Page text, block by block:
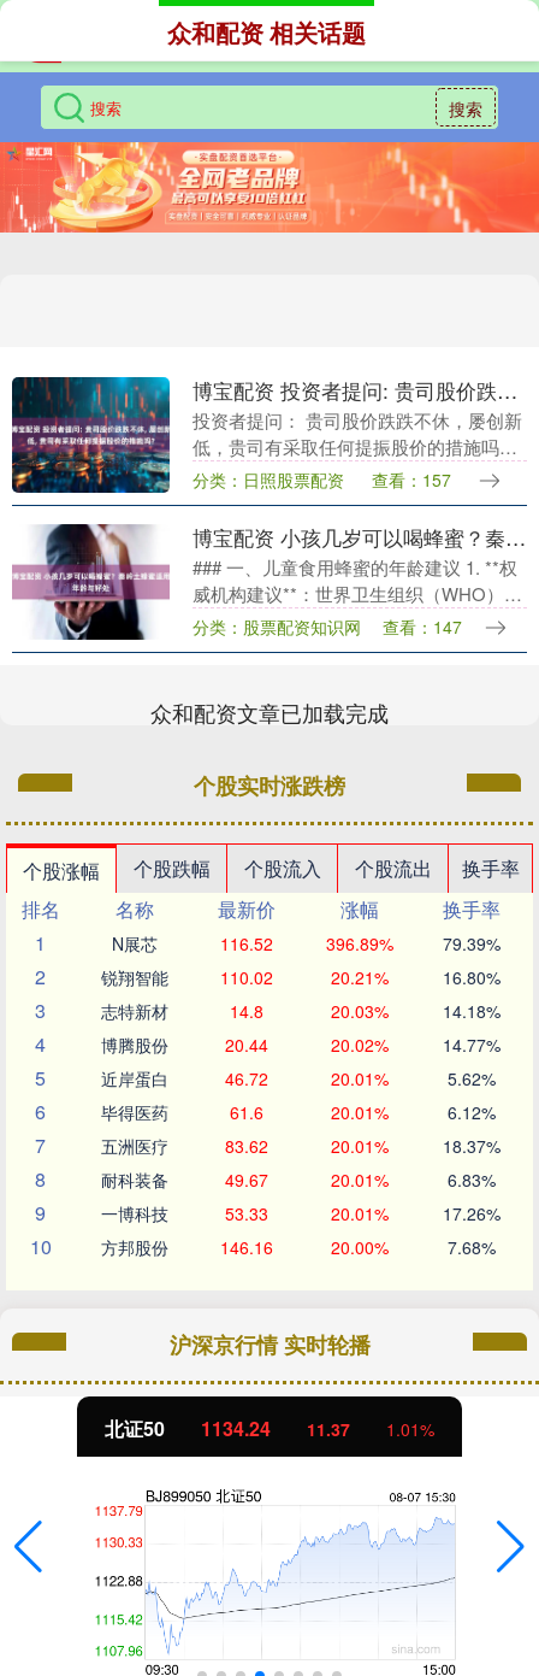
搜索
众和配资 相关话题
博宝配资 投资者提问: 贵司股价跌跌不休, 屡创新低, 贵司有采取任何提振股价的措施吗?
投资者提问： 贵司股价跌跌不休，屡创新
低，贵司有采取任何提振股价的措施吗？
董秘回答(豪鹏科技SZ001283)： 尊敬的投
资者，您好！近期二级市场的股价受宏
观....
分类：日照股票配资 查看：157
博宝配资 小孩几岁可以喝蜂蜜？秦岭土蜂蜜适用年龄与好处
### 一、儿童食用蜂蜜的年龄建议 1. **权
威机构建议**：世界卫生组织（WHO）明
确建议，1岁以下婴儿禁止食用蜂蜜。这是
因为蜂蜜可能含有肉毒杆菌孢子，婴儿....
分类：股票配资知识网 查看：147
众和配资文章已加载完成
个股实时涨跌榜
个股涨幅 个股跌幅 个股流入 个股流出
换手率
排名
名称 最新价 涨幅
换手率
1
N展芯 116.52 396.89% 79.39%
2 锐翔智能 110.02 20.21% 16.80%
3 志特新材 14.8 20.03% 14.18%
4 博腾股份 20.44 20.02% 14.77%
5 近岸蛋白 46.72 20.01% 5.62%
6 毕得医药 61.6 20.01% 6.12%
7 五洲医疗 83.62 20.01% 18.37%
8 耐科装备 49.67 20.01% 6.83%
9 一博科技 53.33 20.01% 17.26%
10 方邦股份 146.16 20.00% 7.68%
沪深京行情 实时轮播
创业板指 3563.12 47.56 1.35%